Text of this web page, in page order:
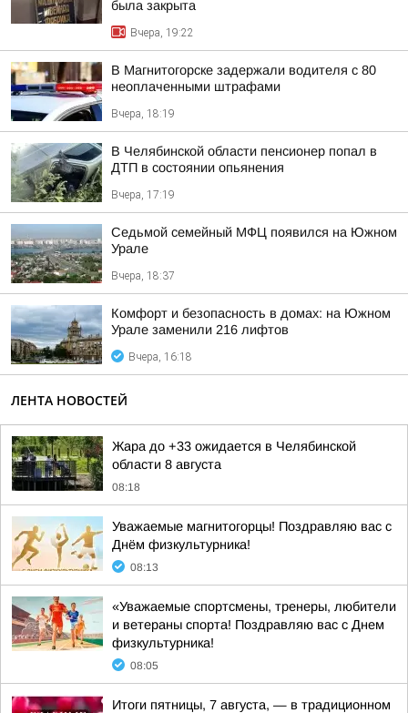
была закрыта
Вчера, 19:22
В Магнитогорске задержали водителя с 80
неоплаченными штрафами
Вчера, 18:19
В Челябинской области пенсионер попал в
ДТП в состоянии опьянения
Вчера, 17:19
Седьмой семейный МФЦ появился на Южном
Урале
Вчера, 18:37
Комфорт и безопасность в домах: на Южном
Урале заменили 216 лифтов
Вчера, 16:18
ЛЕНТА НОВОСТЕЙ
Жара до +33 ожидается в Челябинской
области 8 августа
08:18
Уважаемые магнитогорцы! Поздравляю вас с
Днём физкультурника!
08:13
«Уважаемые спортсмены, тренеры, любители
и ветераны спорта! Поздравляю вас с Днем
физкультурника!
08:05
Итоги пятницы, 7 августа, — в традиционном